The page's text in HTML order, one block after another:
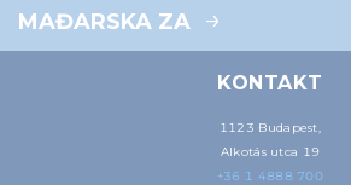
MAĐARSKA ZA
KONTAKT
1123 Budapest,
Alkotás utca 19
+36 1 4888 700